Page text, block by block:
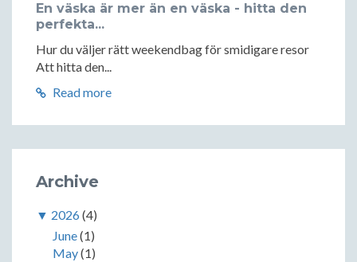
En väska är mer än en väska - hitta den
perfekta...
Hur du väljer rätt weekendbag för smidigare resor
Att hitta den...
Read more
Archive
▼ 2026(4)
June(1)
May(1)